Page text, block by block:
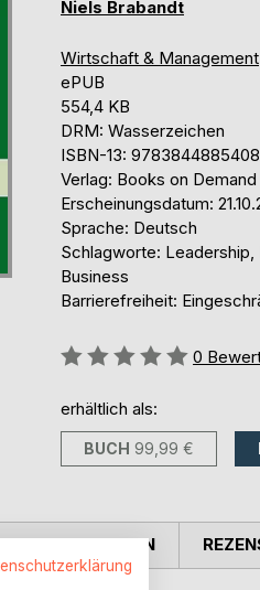
Niels Brabandt
Wirtschaft & Management
ePUB
554,4 KB
DRM: Wasserzeichen
ISBN-13: 9783844885408
Verlag: Books on Demand
Erscheinungsdatum:
Sprache: Deutsch
Schlagworte: Leadership,
Business
Barrierefreiheit:
Bewertung::
0
erhältlich als:
BUCH 99,99 €
PRESSESTIMMEN